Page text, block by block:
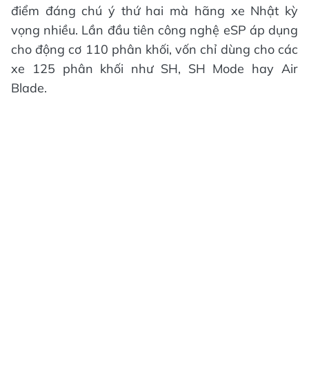
điểm đáng chú ý thứ hai mà hãng xe Nhật kỳ
vọng nhiều. Lần đầu tiên công nghệ eSP áp dụng
cho động cơ 110 phân khối, vốn chỉ dùng cho các
xe 125 phân khối như SH, SH Mode hay Air
Blade.